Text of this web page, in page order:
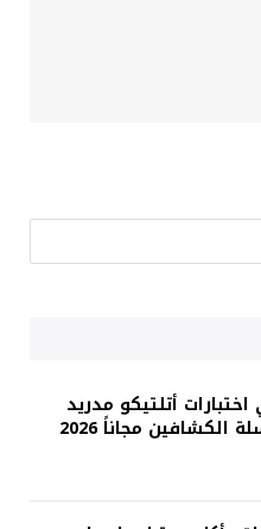
أتلتيكو مدريد
الكشافين مجاناً 2026